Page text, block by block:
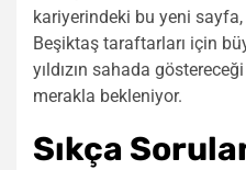
kariyerindeki bu yeni
Beşiktaş taraftarları için
yıldızın sahada
merakla bekleniyor.
Sıkça